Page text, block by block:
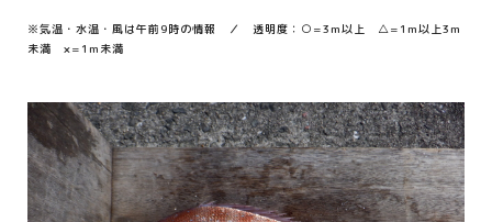
※気温・水温・風は午前9時の情報 ／ 透明度：○=3m以上 △=1m以上3m
未満 ×=1m未満